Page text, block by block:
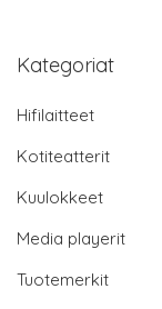
Kategoriat
Hifilaitteet
Kotiteatterit
Kuulokkeet
Media playerit
Tuotemerkit